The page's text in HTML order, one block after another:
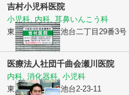
吉村小児科医院
小児科, 内科, 耳鼻いんこう科
東京都大田区上池台二丁目29番3号
医療法人社団千曲会瀬川医院
内科, 消化器科, 小児科
東京都大田区上池台2-23-11